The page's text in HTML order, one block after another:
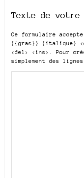
Texte de votre
Ce formulaire
{{gras}} {italique}
<del> <ins>
. Pour
simplement des